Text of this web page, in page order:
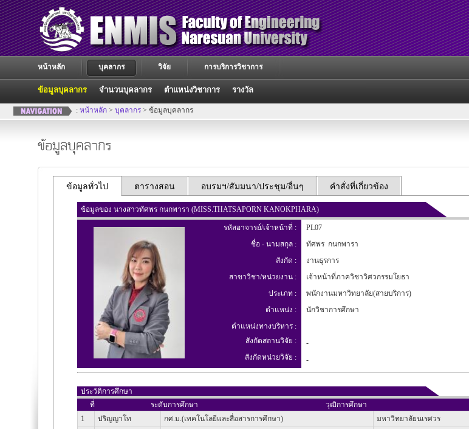
หน้าหลัก บุคลากร
ข้อมูลบุคลากร จำนวนบุคลากร ตำแหน่งวิชาการ รางวัล
วิจัย การบริการวิชาการ
: หน้าหลัก > บุคลากร > ข้อมูลบุคลากร
ข้อมูลบุคลากร
ข้อมูลทั่วไป ตารางสอน อบรมฯ/สัมมนา/ประชุม/อื่นๆ คำสั่งที่เกี่ยวข้อง
ข้อมูลของ นางสาวทัศพร กนกพารา (MISS.THATSAPORN KANOKPHARA)
รหัสอาจารย์/เจ้าหน้าที่ :
PL07
ชื่อ - นามสกุล :
ทัศพร กนกพารา
สังกัด :
งานธุรการ
สาขาวิชา/หน่วยงาน :
เจ้าหน้าที่ภาควิชาวิศวกรรมโยธา
ประเภท :
พนักงานมหาวิทยาลัย(สายบริการ)
ตำแหน่ง :
นักวิชาการศึกษา
ตำแหน่งทางบริหาร :
สังกัดสถานวิจัย :
-
สังกัดหน่วยวิจัย :
-
ประวัติการศึกษา
ที่
ระดับการศึกษา วุฒิการศึกษา
1
ปริญญาโท กศ.ม.(เทคโนโลยีและสื่อสารการศึกษา)
มหาวิทยาลัยนเรศวร